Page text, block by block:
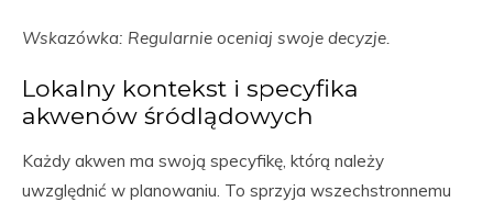
Wskazówka: Regularnie oceniaj swoje decyzje.
Lokalny kontekst i specyfika
akwenów śródlądowych
Każdy akwen ma swoją specyfikę, którą należy
uwzględnić w planowaniu. To sprzyja wszechstronnemu